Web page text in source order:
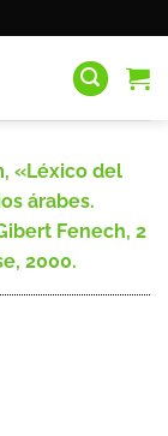
«Léxico del
árabes.
Fenech, 2
2000.